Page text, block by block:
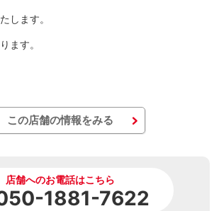
します。
ます。
この店舗の情報をみる
店舗へのお電話はこちら
1881-7622